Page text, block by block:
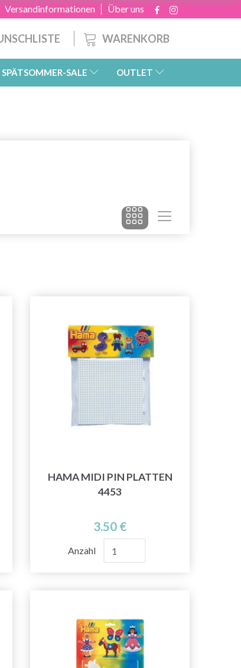
Über uns
Versandinformationen
WARENKORB
SPÄTSOMMER-SALE OUTLET
HAMA MIDI PIN PLATTEN
4453
3.50 €
Anzahl